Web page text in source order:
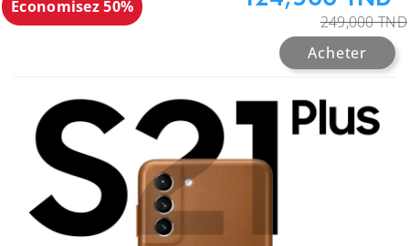
Économisez 50%
249,000 TND
Acheter